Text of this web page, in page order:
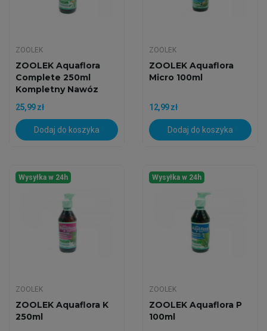
ZOOLEK
ZOOLEK Aquaflora
Complete 250ml
Kompletny Nawóz
25,99 zł
Dodaj do koszyka
ZOOLEK
ZOOLEK Aquaflora
Micro 100ml
12,99 zł
Dodaj do koszyka
Wysyłka w 24h
ZOOLEK
ZOOLEK Aquaflora K
250ml
Wysyłka w 24h
ZOOLEK
ZOOLEK Aquaflora P
100ml